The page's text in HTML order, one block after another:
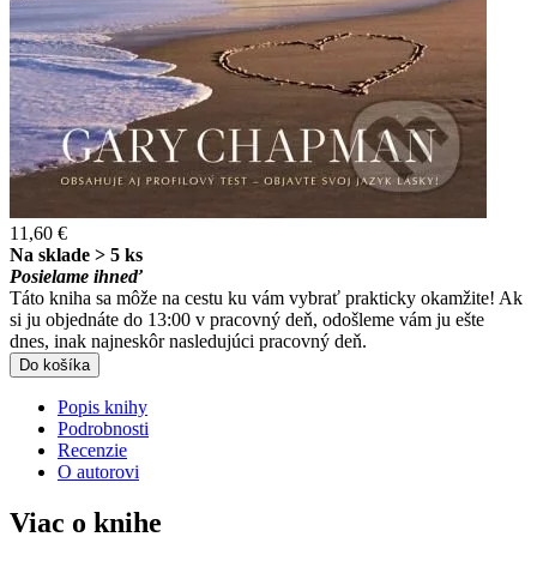
11,60 €
Na sklade > 5 ks
Posielame ihneď
Táto kniha sa môže na cestu ku vám vybrať prakticky okamžite! Ak
si ju objednáte do 13:00 v pracovný deň, odošleme vám ju ešte
dnes, inak najneskôr nasledujúci pracovný deň.
Do košíka
Popis knihy
Podrobnosti
Recenzie
O autorovi
Viac o knihe